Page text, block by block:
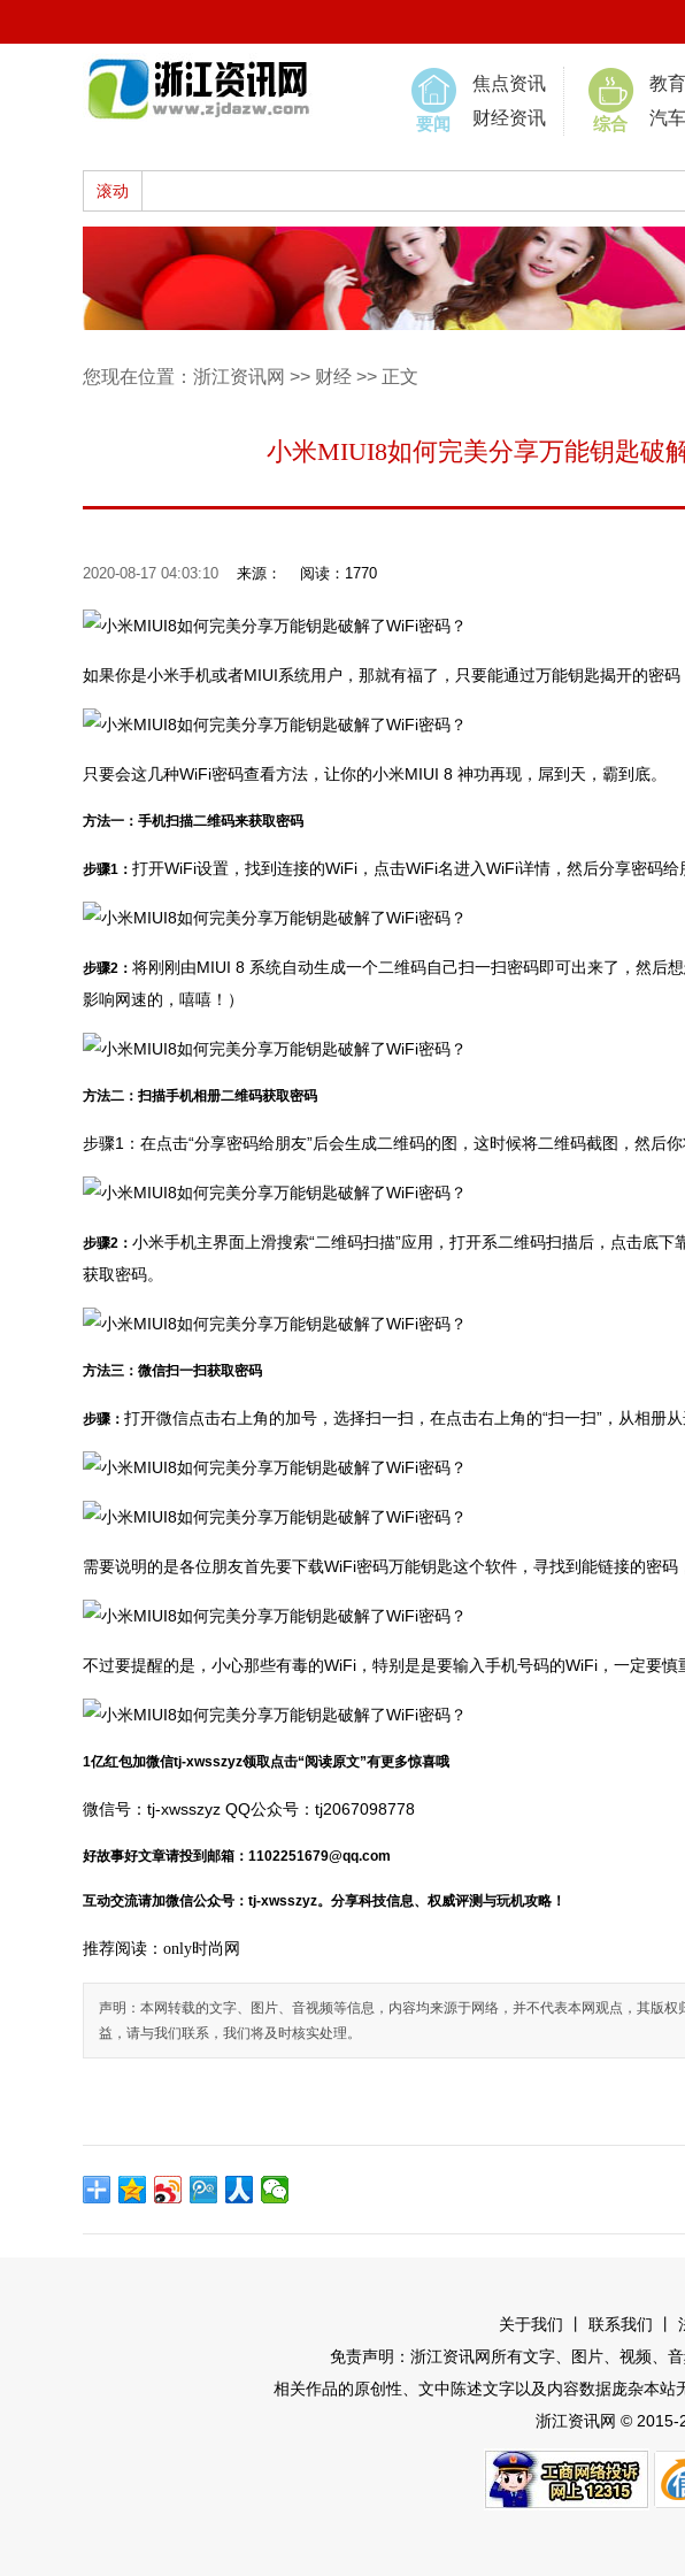
要闻
焦点资讯
财经资讯
综合
教育
汽车
滚动
您现在位置： 浙江资讯网 >> 财经 >> 正文
小米MIUI8如何完美分享万能钥匙破
2020-08-17 04:03:10 来源： 阅读：1770
如果你是小米手机或者MIUI系统用户，那就有福了，只要能通过万能钥匙揭开的密码
只要会这几种WiFi密码查看方法，让你的小米MIUI 8 神功再现，屌到天，霸到底。
方法一： 手机扫描二维码来获取密码
步骤1： 打开WiFi设置，找到连接的WiFi，点击WiFi名进入WiFi详情，然后分享密码给
步骤2： 将刚刚由MIUI 8 系统自动生成一个二维码自己扫一扫密码即可出来了，然后
影响网速的，嘻嘻！）
方法二：扫描手机相册二维码获取密码
步骤1：在点击“分享密码给朋友”后会生成二维码的图，这时候将二维码截图，然后你
步骤2： 小米手机主界面上滑搜索“二维码扫描”应用，打开系二维码扫描后，点击底
获取密码。
方法三：微信扫一扫获取密码
步骤： 打开微信点击右上角的加号，选择扫一扫，在点击右上角的“扫一扫”，从相册
需要说明的是各位朋友首先要下载WiFi密码万能钥匙这个软件，寻找到能链接的密码
不过要提醒的是，小心那些有毒的WiFi，特别是是要输入手机号码的WiFi，一定要慎
1亿红包加微信tj-xwsszyz领取点击“阅读原文”有更多惊喜哦
微信号：tj-xwsszyz QQ公众号：tj2067098778
好故事好文章请投到邮箱：1102251679@qq.com
互动交流请加微信公众号：tj-xwsszyz。分享科技信息、权威评测与玩机攻略！
推荐阅读： only时尚网
声明：本网转载的文字、图片、音视频等信息，内容均来源于网络，并不代表本网观点，其版
益，请与我们联系，我们将及时核实处理。
关于我们 联系我们
免责声明：浙江资讯网所有文字、图片、视频、
相关作品的原创性、文中陈述文字以及内容数据庞杂本
浙江资讯网 © 2015-